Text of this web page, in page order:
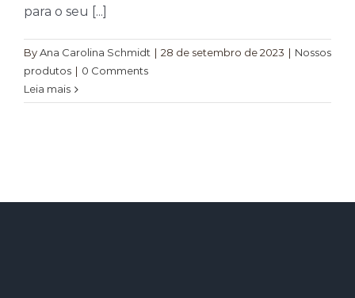
para o seu [...]
ByAna Carolina Schmidt | 28 de setembro de 2023 | Nossos
produtos | 0 Comments
Leia mais